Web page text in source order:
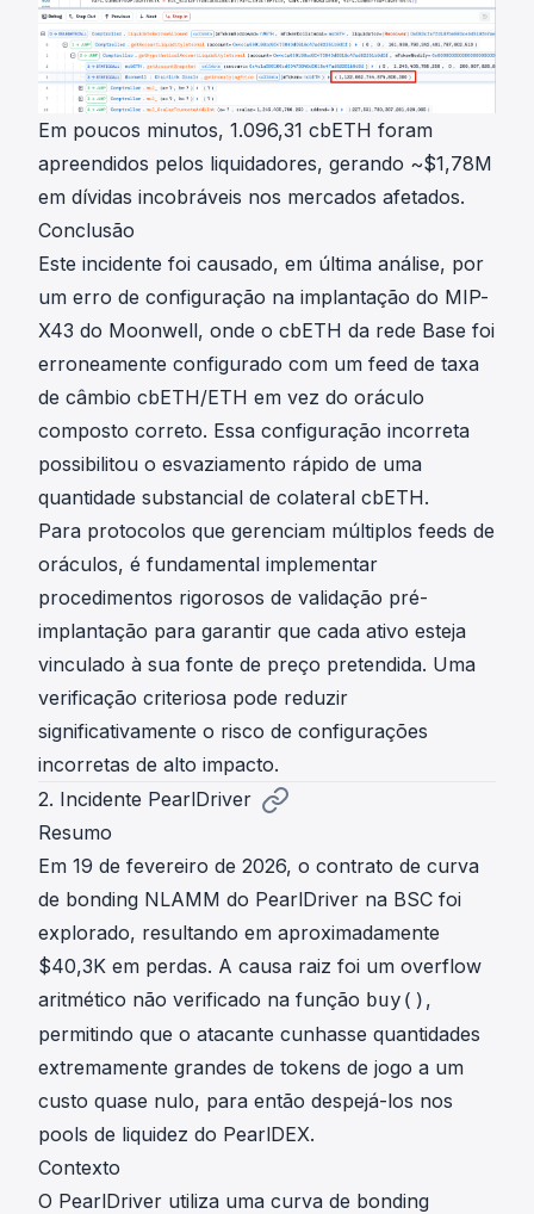
Em poucos minutos, 1.096,31 cbETH foram
apreendidos pelos liquidadores, gerando ~$1,78M
em dívidas incobráveis nos mercados afetados.
Conclusão
Este incidente foi causado, em última análise, por
um erro de configuração na implantação do MIP-
X43 do Moonwell, onde o cbETH da rede Base foi
erroneamente configurado com um feed de taxa
de câmbio cbETH/ETH em vez do oráculo
composto correto. Essa configuração incorreta
possibilitou o esvaziamento rápido de uma
quantidade substancial de colateral cbETH.
Para protocolos que gerenciam múltiplos feeds de
oráculos, é fundamental implementar
procedimentos rigorosos de validação pré-
implantação para garantir que cada ativo esteja
vinculado à sua fonte de preço pretendida. Uma
verificação criteriosa pode reduzir
significativamente o risco de configurações
incorretas de alto impacto.
2. Incidente PearlDriver
Resumo
Em 19 de fevereiro de 2026, o contrato de curva
de bonding NLAMM do PearlDriver na BSC foi
explorado, resultando em aproximadamente
$40,3K em perdas. A causa raiz foi um overflow
aritmético não verificado na função buy() ,
permitindo que o atacante cunhasse quantidades
extremamente grandes de tokens de jogo a um
custo quase nulo, para então despejá-los nos
pools de liquidez do PearlDEX.
Contexto
O PearlDriver utiliza uma curva de bonding